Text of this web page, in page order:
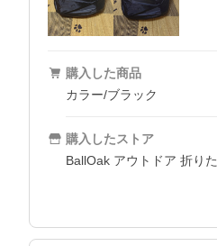
購入した商品
カラー/ブラック
購入したストア
BallOak アウトドア 折り